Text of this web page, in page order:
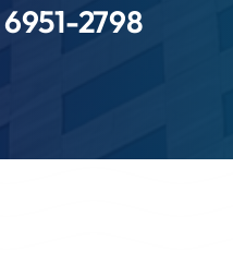
6951-2798